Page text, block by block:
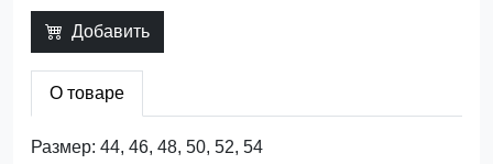
Добавить
О товаре
Размер: 44, 46, 48, 50, 52, 54